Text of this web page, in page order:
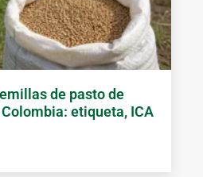
de pasto de
etiqueta, ICA